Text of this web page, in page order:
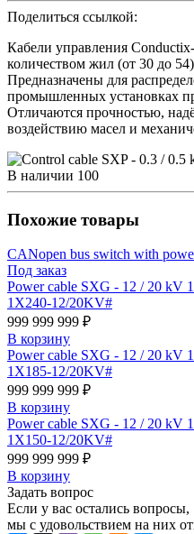
Поделиться ссылкой:
Кабели управления
количеством жил (от 30 до
Предназначены для
промышленных установках
Отличаются прочностью,
воздействию масел и
В наличии 100
Похожие товары
CANopen bus switch with
Под заказ
Power cable SXG - 12 / 20 kV
1X240-12/20KV#
999 999 999 ₽
В корзину
Power cable SXG - 12 / 20 kV
1X185-12/20KV#
999 999 999 ₽
В корзину
Power cable SXG - 12 / 20 kV
1X150-12/20KV#
999 999 999 ₽
В корзину
Задать вопрос
Если у вас остались вопросы,
мы с удовольствием на них